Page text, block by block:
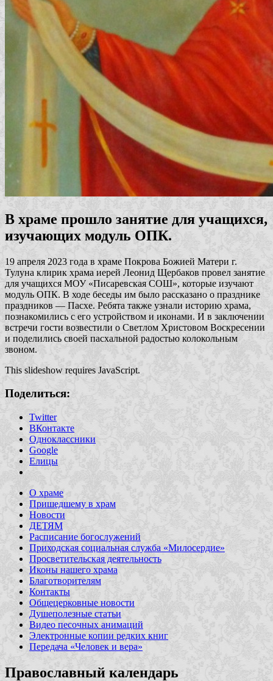
В храме прошло занятие для учащихся,
изучающих модуль ОПК.
19 апреля 2023 года в храме Покрова Божией Матери г.
Тулуна клирик храма иерей Леонид Щербаков провел занятие
для учащихся МОУ «Писаревская СОШ», которые изучают
модуль ОПК. В ходе беседы им было рассказано о празднике
праздников — Пасхе. Ребята также узнали историю храма,
познакомились с его устройством и иконами. И в заключении
встречи гости возвестили о Светлом Христовом Воскресении
и поделились своей пасхальной радостью колокольным
звоном.
This slideshow requires JavaScript.
Поделиться:
Twitter
ВКонтакте
Одноклассники
Google
Елицы
О храме
Пришедшему в храм
Новости
ДЕТЯМ
Расписание богослужений
Приходская социальная служба «Милосердие»
Просветительская деятельность
Иконы нашего храма
Благотворителям
Контакты
Общецерковные новости
Душеполезные статьи
Видео песочных анимаций
Электронные копии редких книг
Передача «Человек и вера»
Православный календарь